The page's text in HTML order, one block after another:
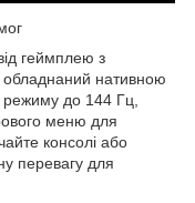
геймплею з
нативною
режиму до 144 Гц,
меню для
консолі або
перевагу для